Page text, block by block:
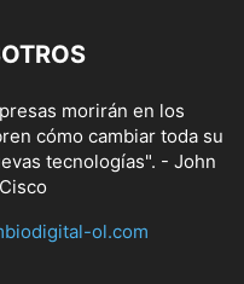
morirán en los
cómo cambiar toda su
tecnologías". - John
ol.com